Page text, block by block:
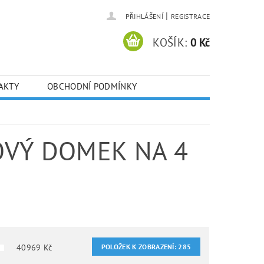
PŘIHLÁŠENÍ | REGISTRACE
KOŠÍK: 0 Kč
OBCHODNÍ PODMÍNKY
DOMEK NA 4
40969 Kč POLOŽEK K ZOBRAZENÍ: 285